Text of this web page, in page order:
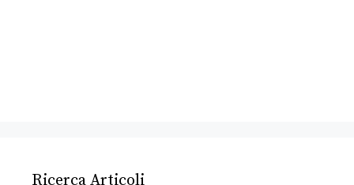
Ricerca Articoli